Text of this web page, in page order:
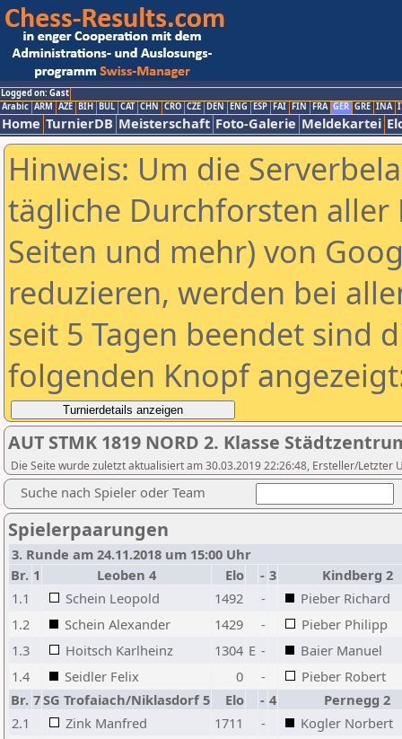
Logged on: Gast
Arabic ARM AZE BIH BUL CAT CHN CRO CZE DEN ENG ESP FAI FIN FRA GER GRE INA
Home TurnierDB Meisterschaft Foto-Galerie Meldekartei
Hinweis: Um die
tägliche Durchforsten aller
Seiten und mehr) von
reduzieren, werden bei
seit 5 Tagen beendet sind
folgenden Knopf
AUT STMK 1819 NORD 2. Klasse
Die Seite wurde zuletzt aktualisiert am 30.03.2019 22:26:48, Ersteller/Letzter
Suche nach Spieler oder Team
Spielerpaarungen
3. Runde am 24.11.2018 um 15:00 Uhr
Br. 1 Leoben 4 Elo - 3
Kindberg 2
1.1
Schein Leopold 1492 -
Pieber Richard
1.2
Schein Alexander 1429 -
Pieber Philipp
1.3
Hoitsch Karlheinz 1304 E -
Baier Manuel
1.4
Seidler Felix 0 -
Pieber Robert
Br. 7SG Trofaiach/Niklasdorf 5 Elo - 4
Pernegg 2
2.1
Zink Manfred 1711 -
Kogler Norbert